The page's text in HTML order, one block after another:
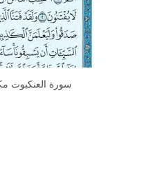
سورة العنكبوت